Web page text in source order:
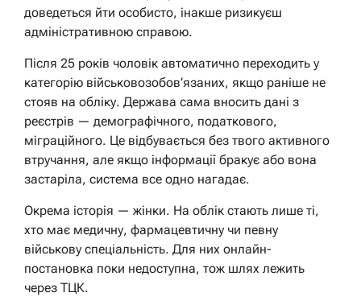
доведеться йти особисто, інакше ризикуєш
адміністративною справою.
Після 25 років чоловік автоматично переходить у
категорію військовозобов’язаних, якщо раніше не
стояв на обліку. Держава сама вносить дані з
реєстрів — демографічного, податкового,
міграційного. Це відбувається без твого активного
втручання, але якщо інформації бракує або вона
застаріла, система все одно нагадає.
Окрема історія — жінки. На облік стають лише ті,
хто має медичну, фармацевтичну чи певну
військову спеціальність. Для них онлайн-
постановка поки недоступна, тож шлях лежить
через ТЦК.